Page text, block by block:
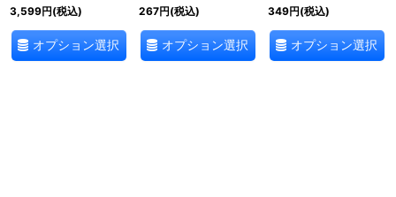
3,599円(税込)
オプション選択
267円(税込)
オプション選択
349円(税込)
オプション選択